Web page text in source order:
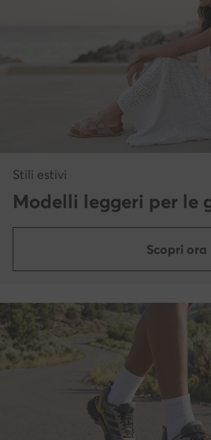
Stili estivi
Modelli leggeri per le
Scopri ora